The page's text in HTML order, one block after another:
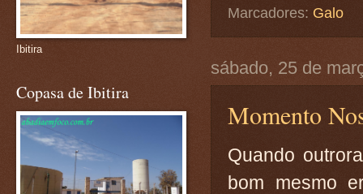
Marcadores: Galo
sábado, 25 de
Momento
Quando
bom mesmo
Ibitira
Copasa de Ibitira